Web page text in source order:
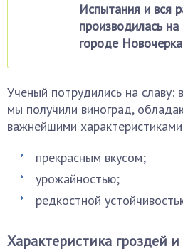
Испытания и вся
производилась
городе
Ученый потрудились на славу:
мы получили виноград,
важнейшими
прекрасным вкусом;
урожайностью;
редкостной
Характеристика гроздей